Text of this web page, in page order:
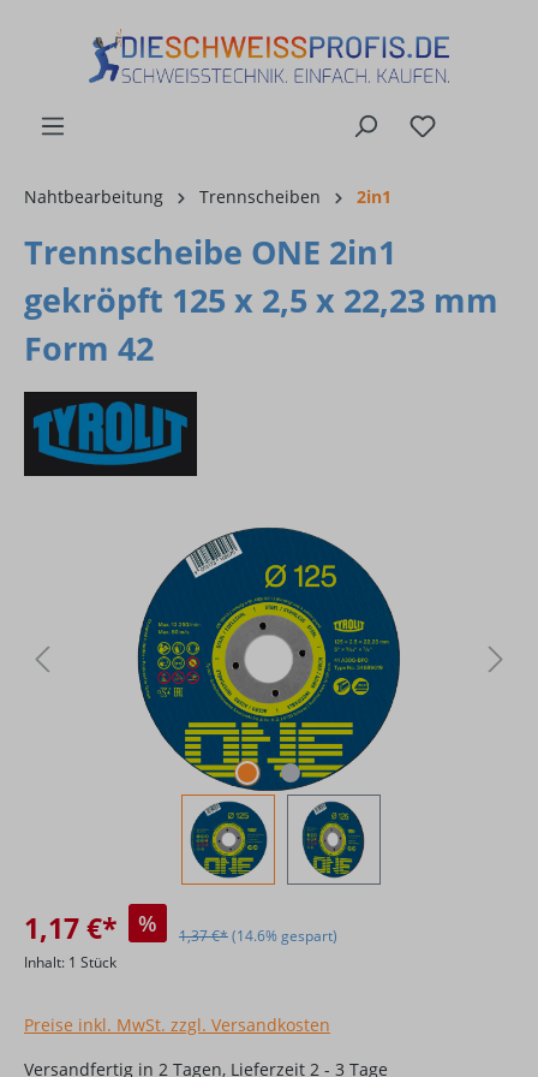
Nahtbearbeitung Trennscheiben 2in1
Trennscheibe ONE 2in1
gekröpft 125 x 2,5 x 22,23 mm
Form 42
Bildergalerie überspringen
1,17 €* % 1,37 €*(14.6% gespart)
Inhalt: 1 Stück
Preise inkl. MwSt. zzgl. Versandkosten
Versandfertig in 2 Tagen, Lieferzeit 2 - 3 Tage